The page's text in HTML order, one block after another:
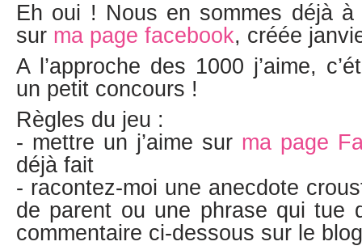
Eh oui ! Nous en sommes déjà à
sur ma page facebook, créée
A l’approche des 1000 j’aime,
un petit concours !
Règles du jeu :
- mettre un j’aime sur ma page
déjà fait
- racontez-moi une anecdote
de parent ou une phrase qui tue
commentaire ci-dessous sur le blog